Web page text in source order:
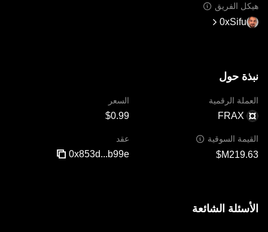
هيكل الفريق
0xSifu
نبذة حول
العملة الرقمية
FRAX
السعر
القيمة السوقية عقد
0x853d...b99e
الأسئلة الشائعة